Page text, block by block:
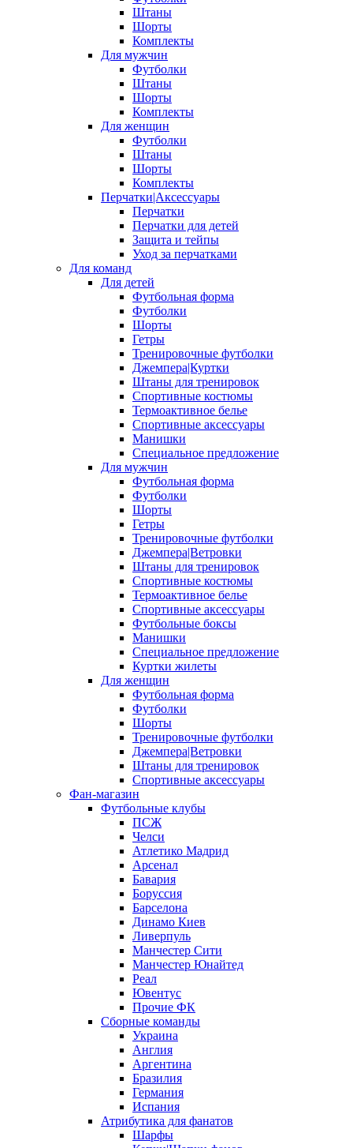
Штаны
Шорты
Комплекты
Для мужчин
Футболки
Штаны
Шорты
Комплекты
Для женщин
Футболки
Штаны
Шорты
Комплекты
Перчатки|Аксессуары
Перчатки
Перчатки для детей
Защита и тейпы
Уход за перчатками
Для команд
Для детей
Футбольная форма
Футболки
Шорты
Гетры
Тренировочные футболки
Джемпера|Куртки
Штаны для тренировок
Спортивные костюмы
Термоактивное белье
Спортивные аксессуары
Манишки
Специальное предложение
Для мужчин
Футбольная форма
Футболки
Шорты
Гетры
Тренировочные футболки
Джемпера|Ветровки
Штаны для тренировок
Спортивные костюмы
Термоактивное белье
Спортивные аксессуары
Футбольные боксы
Манишки
Специальное предложение
Куртки жилеты
Для женщин
Футбольная форма
Футболки
Шорты
Тренировочные футболки
Джемпера|Ветровки
Штаны для тренировок
Спортивные аксессуары
Фан-магазин
Футбольные клубы
ПСЖ
Челси
Атлетико Мадрид
Арсенал
Бавария
Боруссия
Барселона
Динамо Киев
Ливерпуль
Манчестер Сити
Манчестер Юнайтед
Реал
Ювентус
Прочие ФК
Сборные команды
Украина
Англия
Аргентина
Бразилия
Германия
Испания
Атрибутика для фанатов
Шарфы